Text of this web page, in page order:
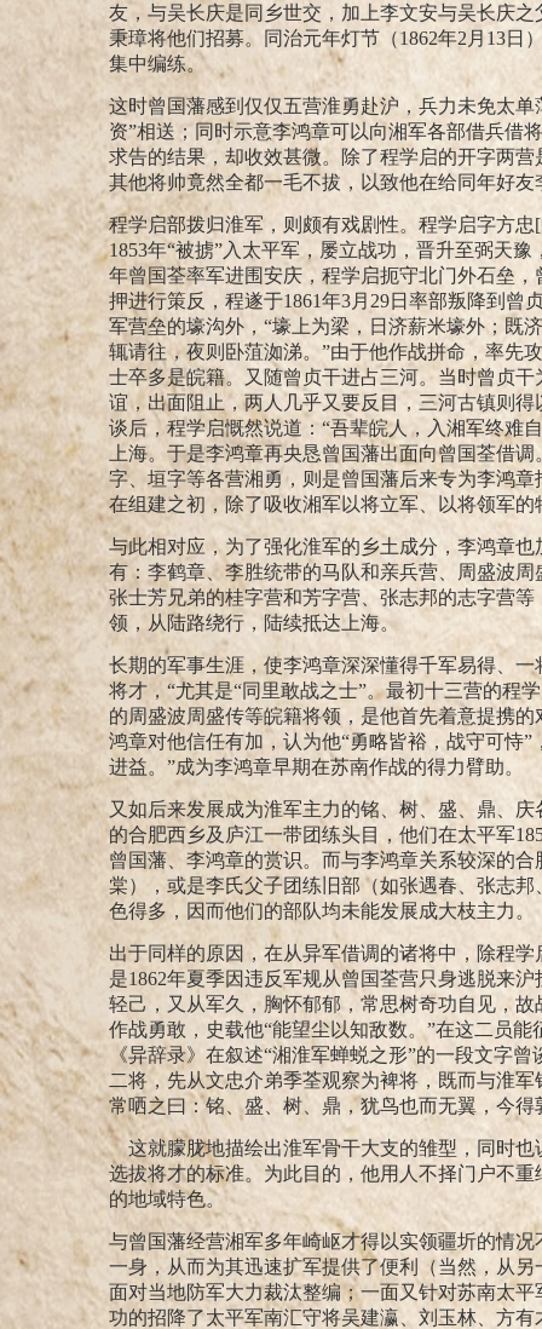
友，与吴长庆是同乡世交，加上李文安与吴长庆
秉璋将他们招募。
同治元年灯节（1862年2月13日
集中编练。
这时曾国藩感到仅仅五营淮勇赴沪，兵力未免太
资”相送；同时示意李鸿章可以向湘军各部借兵借
求告的结果，却收效甚微。除了程学启的开字两
其他将帅竟然全都一毛不拔，以致他在给同年好
程学启部拨归淮军，则颇有戏剧性。程学启字方
1853年“被掳”入太平军，屡立战功，晋升至弼天
年曾国荃率军进围安庆，程学启扼守北门外石垒
押进行策反，程遂于1861年3月29日率部叛降到曾
军营垒的壕沟外，“壕上为梁，日济薪米壕外；既
辄请往，夜则卧菹洳涕。”由于他作战拼命，率先
士卒多是皖籍。又随曾贞干进占三河。当时曾贞
谊，出面阻止，两人几乎又要反目，三河古镇则
谈后，程学启慨然说道：“吾辈皖人，入湘军终难
上海。于是李鸿章再央恳曾国藩出面向曾国荃借
字、垣字等各营湘勇，则是曾国藩后来专为李鸿
在组建之初，除了吸收湘军以将立军、以将领军
与此相对应，为了强化淮军的乡土成分，李鸿章
有：李鹤章、李胜统带的马队和亲兵营、周盛波
张士芳兄弟的桂字营和芳字营、张志邦的志字营
领，从陆路绕行，陆续抵达上海。
长期的军事生涯，使李鸿章深深懂得千军易得、
将才，“尤其是“同里敢战之士”。最初十三营的程
的周盛波周盛传等皖籍将领，是他首先着意提携
鸿章对他信任有加，认为他“勇略皆裕，战守可恃”
进益。”成为李鸿章早期在苏南作战的得力臂助。
又如后来发展成为淮军主力的铭、树、盛、鼎、
的合肥西乡及庐江一带团练头目，他们在太平军
曾国藩、李鸿章的赏识。而与李鸿章关系较深的
棠），或是李氏父子团练旧部（如张遇春、张志
色得多，因而他们的部队均未能发展成大枝主力。
出于同样的原因，在从异军借调的诸将中，除程
是1862年夏季因违反军规从曾国荃营只身逃脱来
轻己，又从军久，胸怀郁郁，常思树奇功自见，故
作战勇敢，史载他“能望尘以知敌数。”在这二员能
《异辞录》在叙述“湘淮军蝉蜕之形”的一段文字
二将，先从文忠介弟季荃观察为裨将，既而与淮
常哂之曰：铭、盛、树、鼎，犹鸟也而无翼，今
这就朦胧地描绘出淮军骨干大支的雏型，同时也
选拔将才的标准。为此目的，他用人不择门户不
的地域特色。
与曾国藩经营湘军多年崎岖才得以实领疆圻的情
一身，从而为其迅速扩军提供了便利（当然，从
面对当地防军大力裁汰整编；一面又针对苏南太
功的招降了太平军南汇守将吴建瀛、刘玉林、方